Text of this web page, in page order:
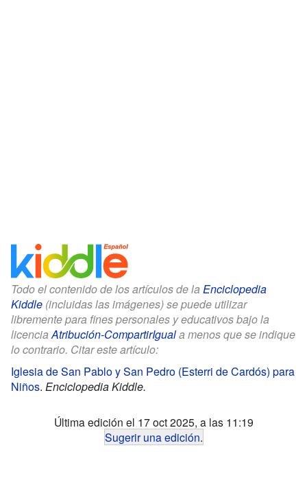
Todo el contenido de los artículos de la Enciclopedia
Kiddle (incluidas las imágenes) se puede utilizar
libremente para fines personales y educativos bajo la
licenciaAtribución-CompartirIguala menos que se indique
lo contrario. Citar este artículo:
Iglesia de San Pablo y San Pedro (Esterri de Cardós) para
Niños. Enciclopedia Kiddle.
Última edición el 17 oct 2025, a las 11:19
Sugerir una edición.